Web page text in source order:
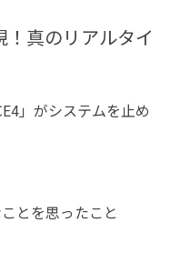
！真のリアルタイ
」がシステムを止め
とを思ったこと